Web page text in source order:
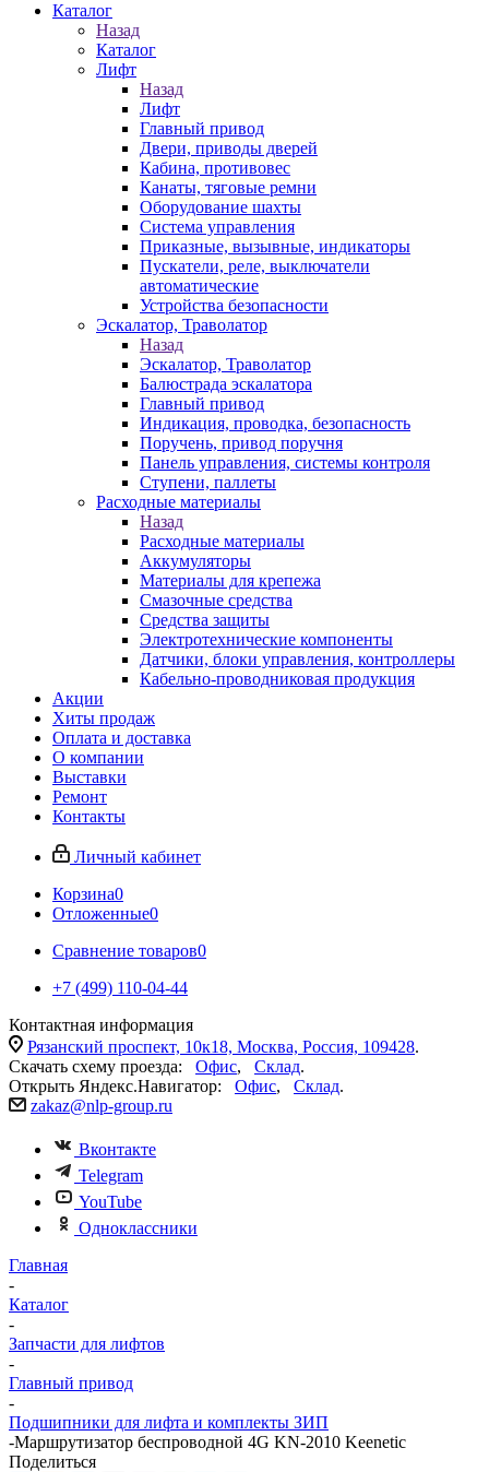
Каталог
Назад
Каталог
Лифт
Назад
Лифт
Главный привод
Двери, приводы дверей
Кабина, противовес
Канаты, тяговые ремни
Оборудование шахты
Система управления
Приказные, вызывные, индикаторы
Пускатели, реле, выключатели
автоматические
Устройства безопасности
Эскалатор, Траволатор
Назад
Эскалатор, Траволатор
Балюстрада эскалатора
Главный привод
Индикация, проводка, безопасность
Поручень, привод поручня
Панель управления, системы контроля
Ступени, паллеты
Расходные материалы
Назад
Расходные материалы
Аккумуляторы
Материалы для крепежа
Смазочные средства
Средства защиты
Электротехнические компоненты
Датчики, блоки управления, контроллеры
Кабельно-проводниковая продукция
Акции
Хиты продаж
Оплата и доставка
О компании
Выставки
Ремонт
Контакты
Личный кабинет
Корзина0
Отложенные0
Сравнение товаров0
+7 (499) 110-04-44
Контактная информация
Рязанский проспект, 10к18, Москва, Россия, 109428.
Скачать схему проезда: Офис, Склад.
Открыть Яндекс.Навигатор: Офис, Склад.
zakaz@nlp-group.ru
Вконтакте
Telegram
YouTube
Одноклассники
Главная
-
Каталог
-
Запчасти для лифтов
-
Главный привод
-
Подшипники для лифта и комплекты ЗИП
-Маршрутизатор беспроводной 4G KN-2010 Keenetic
Поделиться